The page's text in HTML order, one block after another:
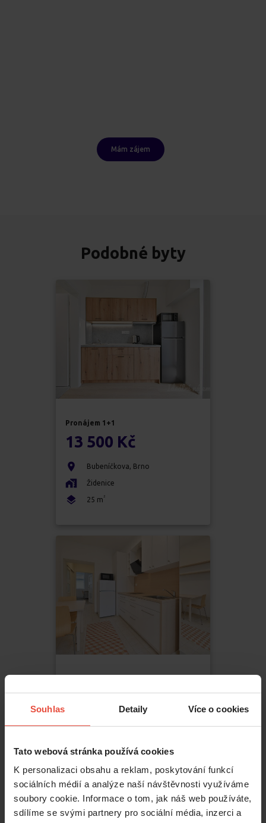
Souhlas Detaily Více o cookies
Tato webová stránka používá cookies
K personalizaci obsahu a reklam, poskytování funkcí
sociálních médií a analýze naší návštěvnosti využíváme
soubory cookie. Informace o tom, jak náš web používáte,
sdílíme se svými partnery pro sociální média, inzerci a
Mám zájem
Podobné byty
Pronájem 1+1
13 500 Kč
Bubeníčkova, Brno
Židenice
25 m 2
14 900 Kč
29m